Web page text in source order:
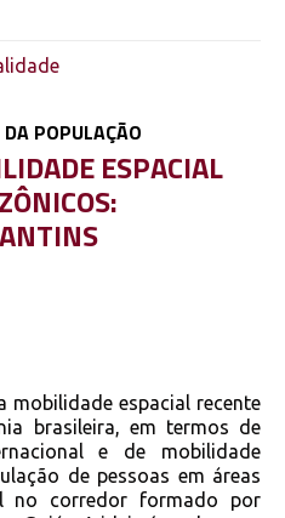
POPULAÇÃO
ESPACIAL
mobilidade espacial recente
brasileira, em termos de
e de mobilidade
de pessoas em áreas
no corredor formado por